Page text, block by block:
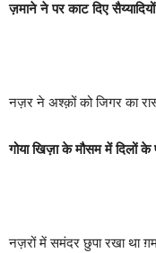
ज़माने ने पर काट दिए
नज़र ने अश्क़ों को जिगर का
गोया खिज़ा के मौसम में दिलों
नज़रों में समंदर छुपा रखा था